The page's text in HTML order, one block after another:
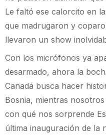
Le faltó ese calorcito en
que madrugaron y
llevaron un show
Con los micrófonos ya
desarmado, ahora la
Canadá busca hacer
Bosnia, mientras
con qué nos sorprende
última inauguración de la